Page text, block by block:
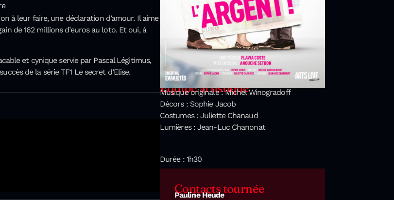
à leur faire, une déclaration d’amour. Il aime
de 162 millions d’euros au loto. Et oui, à
et cynique servie par Pascal Légitimus,
de la série TF1 Le secret d’Elise.
Equipe artistique
Musique originale : Michel Winogradoff
Décors : Sophie Jacob
Costumes : Juliette Chanaud
Lumières : Jean-Luc Chanonat
Durée : 1h30
Contacts tournée
Pauline Heude